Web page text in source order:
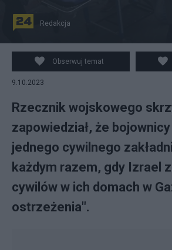
Palestyńczycy biegną z rannym
mieście Gaza, fot. PAP/EPA
Redakcja
Obserwuj temat
9.10.2023
Rzecznik wojskowego
zapowiedział, że
jednego cywilnego
każdym razem, gdy Izrael
cywilów w ich domach w
ostrzeżenia".